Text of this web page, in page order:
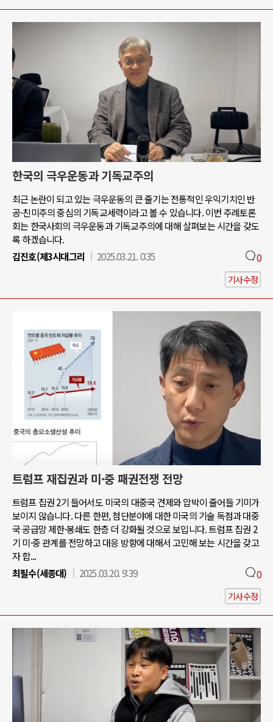
한국의 극우운동과 기독교주의
최근 논란이 되고 있는 극우운동의 큰 줄기는 전통적인 우익기치인 반
공-친미주의 중심의 기독교세력이라고 볼 수 있습니다. 이번 주례토론
회는 한국사회의 극우운동과 기독교주의에 대해 살펴보는 시간을 갖도
록 하겠습니다.
김진호(제3시대그리
2025.03.21. 0:35 0
기사수정
트럼프 재집권과 미·중 패권전쟁 전망
트럼프 집권 2기 들어서도 미국의 대중국 견제와 압박이 줄어들 기미가
보이지 않습니다. 다른 한편, 첨단분야에 대한 미국의 기술 독점과 대중
국 공급망 제한·봉쇄도 한층 더 강화될 것으로 보입니다. 트럼프 집권 2
기 미·중 관계를 전망하고 대응 방향에 대해서 고민해 보는 시간을 갖고
자 합...
최필수(세종대)
2025.03.20. 9:39 0
기사수정